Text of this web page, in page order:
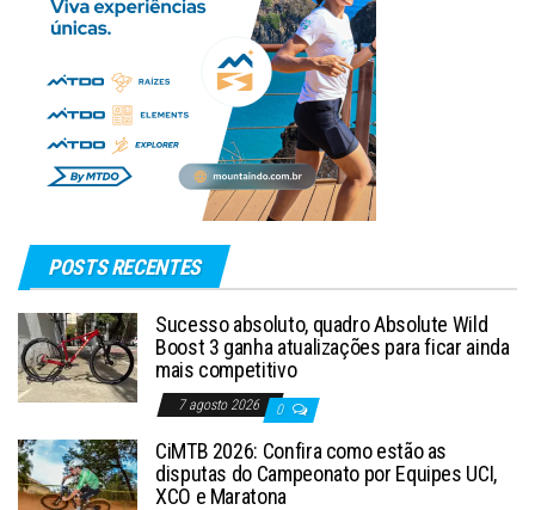
POSTS RECENTES
Sucesso absoluto, quadro Absolute Wild
Boost 3 ganha atualizações para ficar ainda
mais competitivo
7 agosto 2026 0
CiMTB 2026: Confira como estão as
disputas do Campeonato por Equipes UCI,
XCO e Maratona